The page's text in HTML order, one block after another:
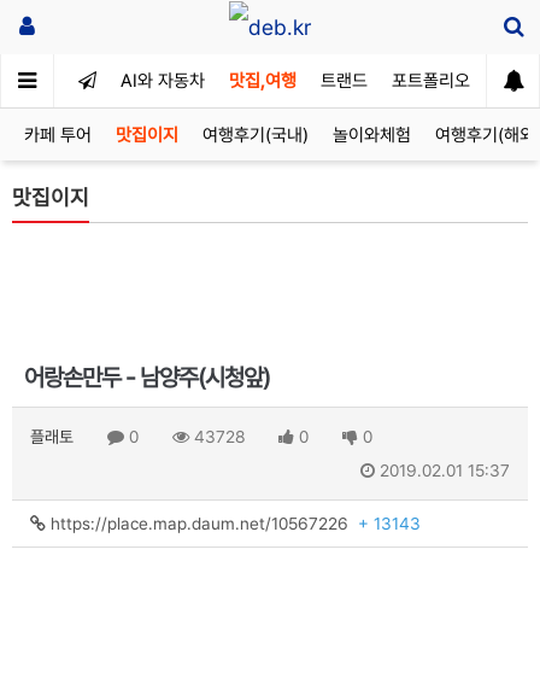
AI와 자동차 맛집,여행 트랜드 포트폴리오
카페 투어 맛집이지 여행후기(국내) 놀이와체험 여행후기(해외)
맛집이지
어랑손만두 - 남양주(시청앞)
플래토 0 43728 0
0
2019.02.01 15:37
https://place.map.daum.net/10567226 + 13143